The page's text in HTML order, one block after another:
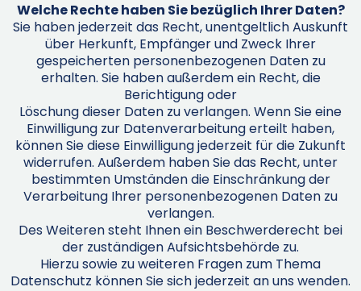
Welche Rechte haben Sie bezüglich Ihrer Daten?
Sie haben jederzeit das Recht, unentgeltlich Auskunft
über Herkunft, Empfänger und Zweck Ihrer
gespeicherten personenbezogenen Daten zu
erhalten. Sie haben außerdem ein Recht, die
Berichtigung oder
Löschung dieser Daten zu verlangen. Wenn Sie eine
Einwilligung zur Datenverarbeitung erteilt haben,
können Sie diese Einwilligung jederzeit für die Zukunft
widerrufen. Außerdem haben Sie das Recht, unter
bestimmten Umständen die Einschränkung der
Verarbeitung Ihrer personenbezogenen Daten zu
verlangen.
Des Weiteren steht Ihnen ein Beschwerderecht bei
der zuständigen Aufsichtsbehörde zu.
Hierzu sowie zu weiteren Fragen zum Thema
Datenschutz können Sie sich jederzeit an uns wenden.